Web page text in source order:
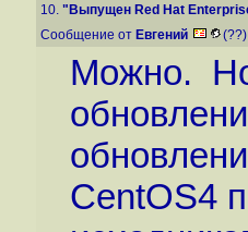
10. "Выпущен Red Hat
Сообщение от Евгений
Можно.
CentOS4